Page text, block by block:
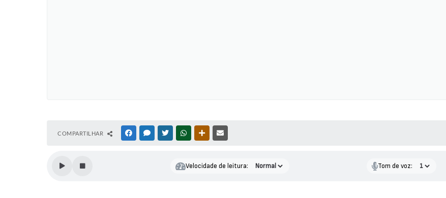
COMPARTILHAR FACEBOOKMESSENGER
TWITTERWHATSAPPOUTRAS MÍDIAS
Velocidade de leitura: Tom de voz: